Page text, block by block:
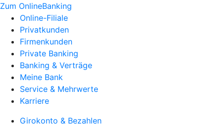
Zum OnlineBanking
Online-Filiale
Privatkunden
Firmenkunden
Private Banking
Banking & Verträge
Meine Bank
Service & Mehrwerte
Karriere
Girokonto & Bezahlen